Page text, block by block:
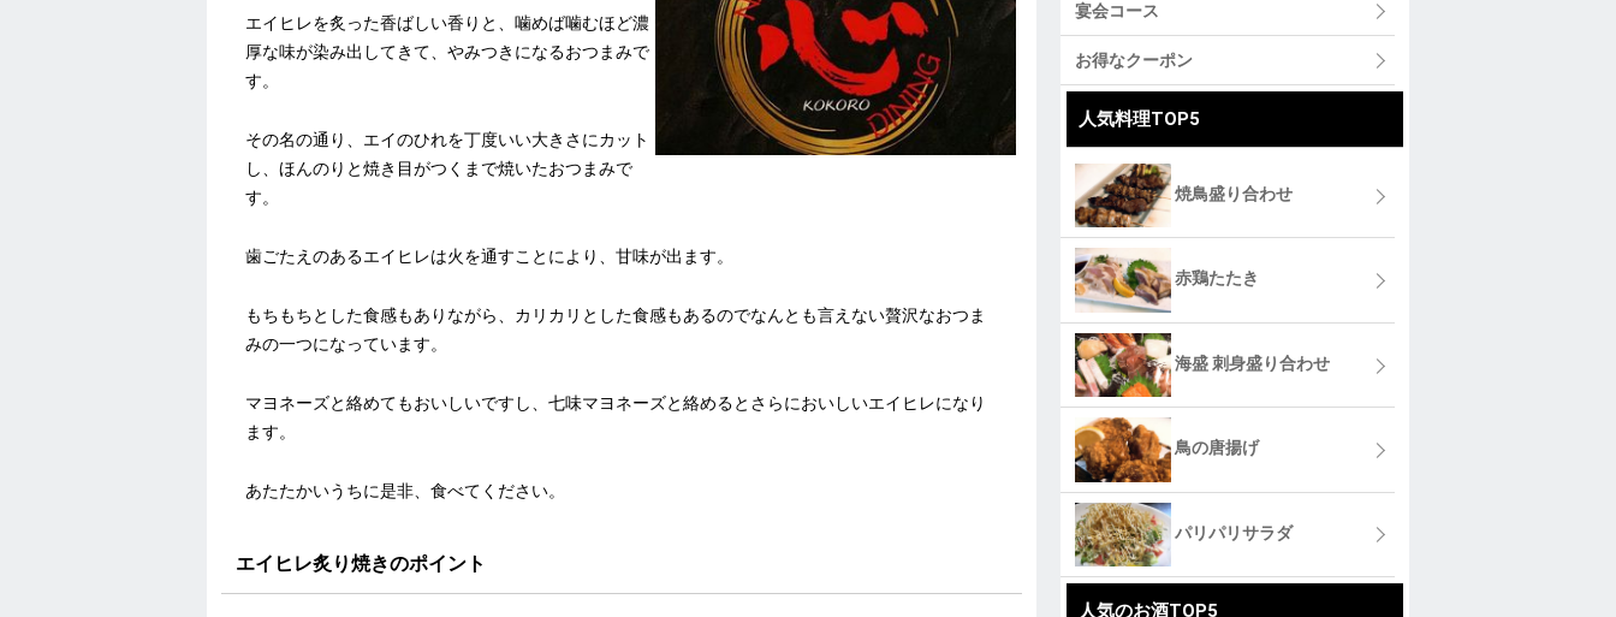
エイヒレを炙った香ばしい香りと、噛めば噛むほど濃
厚な味が染み出してきて、やみつきになるおつまみで
す。
その名の通り、エイのひれを丁度いい大きさにカット
し、ほんのりと焼き目がつくまで焼いたおつまみで
す。
歯ごたえのあるエイヒレは火を通すことにより、甘味が出ます。
もちもちとした食感もありながら、カリカリとした食感もあるのでなんとも言えない贅沢なおつま
みの一つになっています。
マヨネーズと絡めてもおいしいですし、七味マヨネーズと絡めるとさらにおいしいエイヒレになり
ます。
あたたかいうちに是非、食べてください。
エイヒレ炙り焼きのポイント
宴会コース
お得なクーポン
人気料理TOP5
焼鳥盛り合わせ
赤鶏たたき
海盛 刺身盛り合わせ
鳥の唐揚げ
パリパリサラダ
人気のお酒TOP5